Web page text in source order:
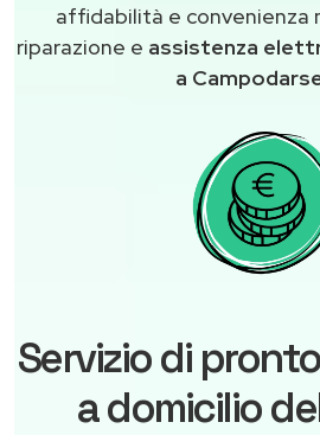
affidabilità e convenienza
riparazione e assistenza
a
Servizio di
a domicilio